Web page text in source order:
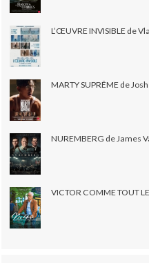
L’ŒUVRE INVISIBLE de
MARTY SUPRÊME de
NUREMBERG de James
VICTOR COMME TOUT